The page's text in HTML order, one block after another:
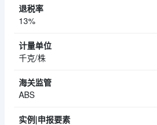
13%
千克/株
ABS